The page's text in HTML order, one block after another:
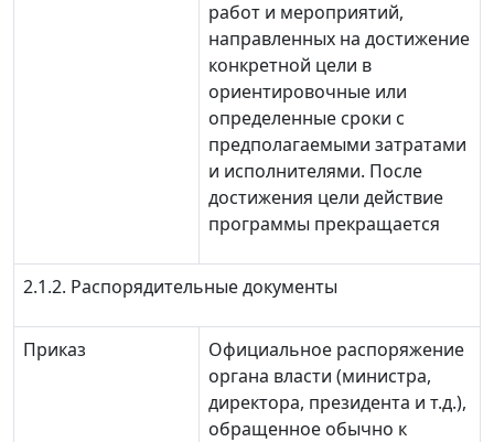
работ и мероприятий,
направленных на достижение
конкретной цели в
ориентировочные или
определенные сроки с
предполагаемыми затратами
и исполнителями. После
достижения цели действие
программы прекращается
2.1.2. Распорядительные документы
Приказ
Официальное распоряжение
органа власти (министра,
директора, президента и т.д.),
обращенное обычно к